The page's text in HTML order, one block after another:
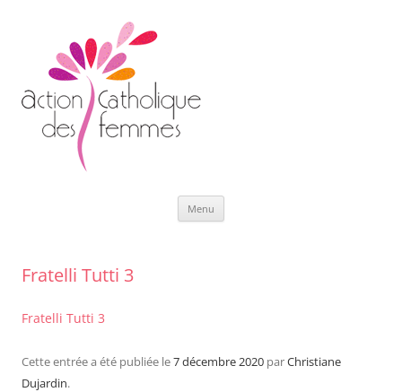
Menu
Fratelli Tutti 3
Fratelli Tutti 3
Cette entrée a été publiée le7 décembre 2020 parChristiane
Dujardin.